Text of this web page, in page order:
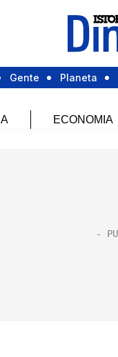
Gente Planeta
ECONOMIA